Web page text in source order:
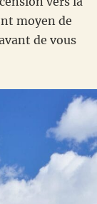
moyen de
de vous